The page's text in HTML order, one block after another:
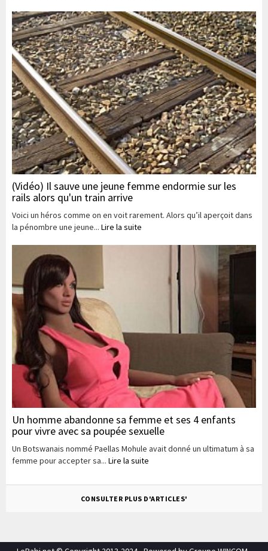
(Vidéo) Il sauve une jeune femme endormie sur les
rails alors qu'un train arrive
Voici un héros comme on en voit rarement. Alors qu’il aperçoit dans
la pénombre une jeune... Lire la suite
Un homme abandonne sa femme et ses 4 enfants
pour vivre avec sa poupée sexuelle
Un Botswanais nommé Paellas Mohule avait donné un ultimatum à sa
femme pour accepter sa... Lire la suite
CONSULTER PLUS D'ARTICLES'